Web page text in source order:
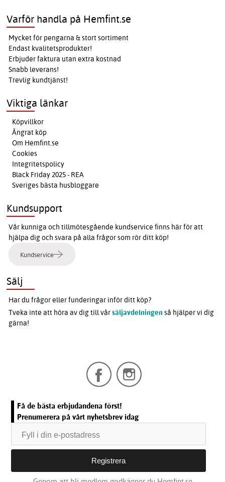
Varför handla på Hemfint.se
Mycket för pengarna & stort sortiment
Endast kvalitetsprodukter!
Erbjuder faktura utan extra kostnad
Snabb leverans!
Trevlig kundtjänst!
Viktiga länkar
Köpvillkor
Ångrat köp
Om Hemfint.se
Cookies
Integritetspolicy
Black Friday 2025 - REA
Sveriges bästa husbloggare
Kundsupport
Vår kunniga och tillmötesgående kundservice finns här för att
hjälpa dig och svara på alla frågor som rör ditt köp!
Kundservice
Sälj
Har du frågor eller funderingar inför ditt köp?
Tveka inte att höra av dig till vårsäljavdelningen så hjälper vi dig
gärna!
Få de bästa erbjudandena först!
Prenumerera på vårt nyhetsbrev idag